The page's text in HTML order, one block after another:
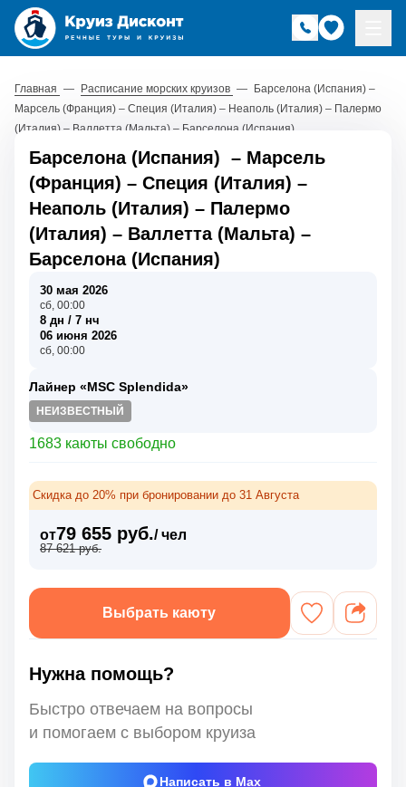
Главная — Расписание морских круизов — Барселона (Испания) –
Марсель (Франция) – Специя (Италия) – Неаполь (Италия) – Палермо
(Италия) – Валлетта (Мальта) – Барселона (Испания)
Барселона (Испания) – Марсель
(Франция) – Специя (Италия) –
Неаполь (Италия) – Палермо
(Италия) – Валлетта (Мальта) –
Барселона (Испания)
30 мая 2026
сб, 00:00
8 дн / 7 нч
06 июня 2026
сб, 00:00
Лайнер «MSC Splendida»
НЕИЗВЕСТНЫЙ
1683 каюты свободно
Скидка до 20% при бронировании до 31 Августа
от79 655 руб./ чел
87 621 руб.
Выбрать каюту
Нужна помощь?
Быстро отвечаем на вопросы
и помогаем с выбором круиза
Написать в Max